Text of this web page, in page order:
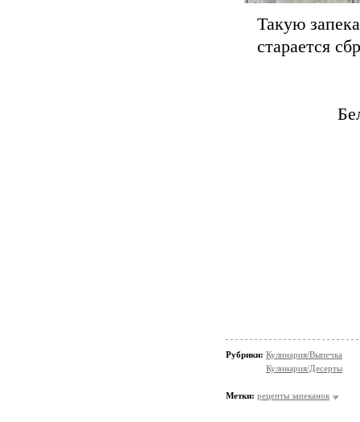
Такую
старается
Рубрики: Кулинария/Выпечка
Кулинария/Десерты
Метки: рецепты запеканок